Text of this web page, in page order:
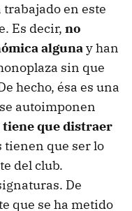
en este
Es decir, no
algunay han
sin que
hecho, ésa es una
autoimponen
tiene que distraer
tienen que ser lo
del club.
De
que se ha metido